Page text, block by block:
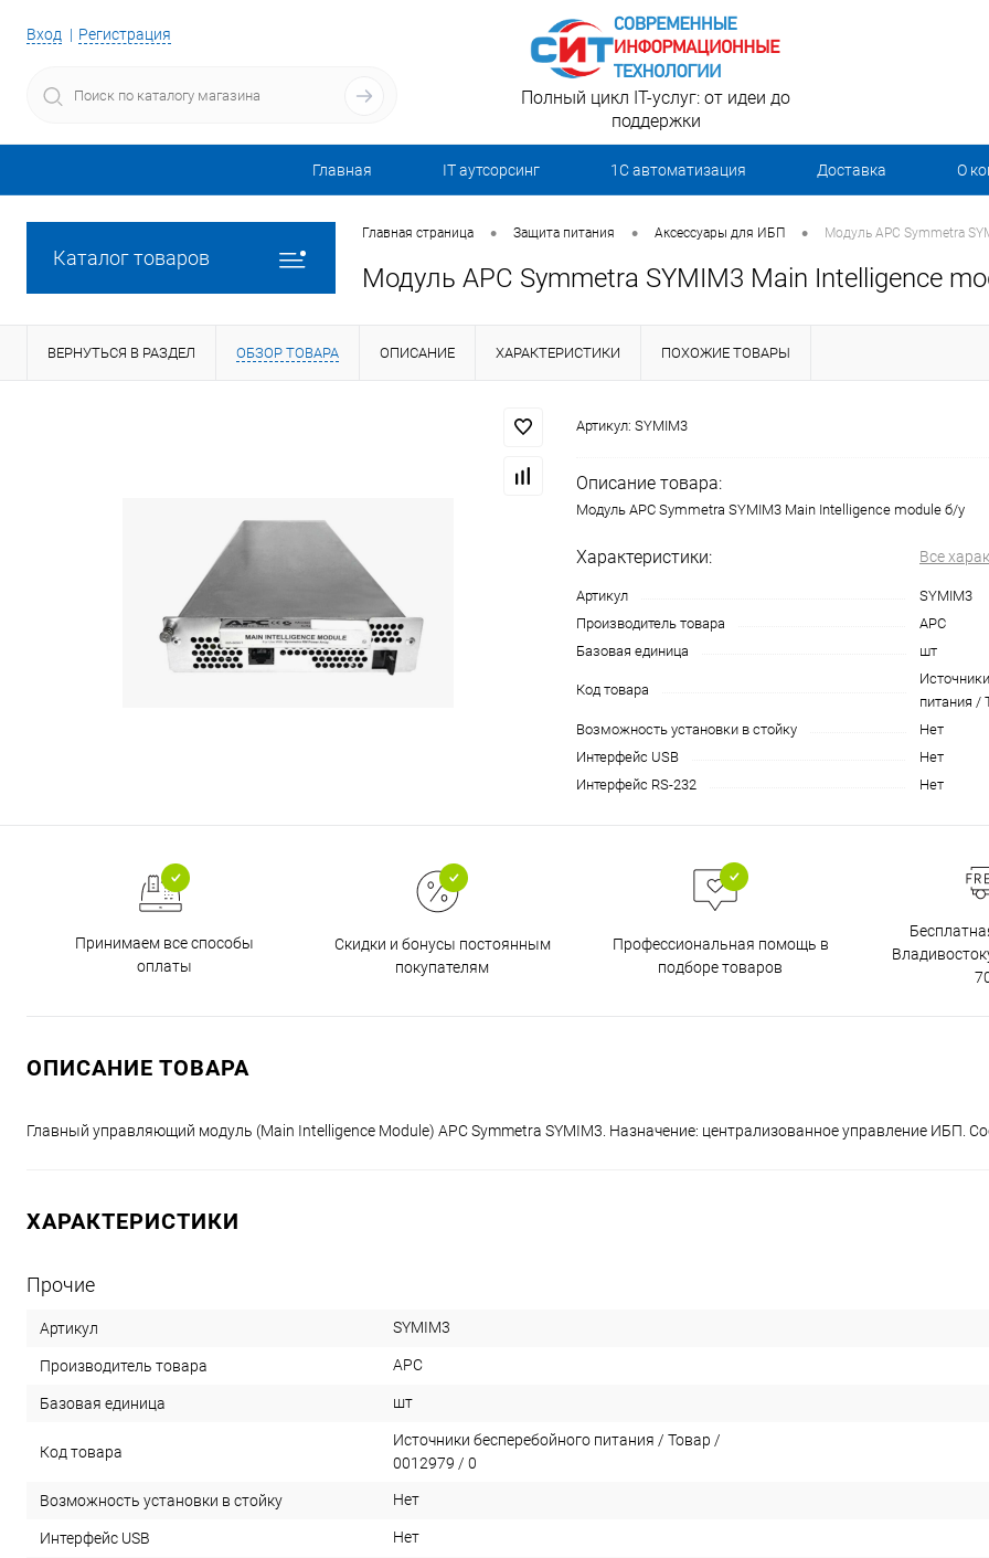
Вход Регистрация
Полный цикл IT-услуг: от идеи до
поддержки
Главная IT аутсорсинг 1С автоматизация Доставка О
Каталог товаров
Главная страница • Защита питания • Аксессуары для ИБП • Модуль APC Symmetra
Модуль APC Symmetra SYMIM3 Main Intelligence
ВЕРНУТЬСЯ В РАЗДЕЛ ОБЗОР ТОВАРА ОПИСАНИЕ ХАРАКТЕРИСТИКИ ПОХОЖИЕ ТОВАРЫ
Артикул: SYMIM3
Описание товара:
Модуль APC Symmetra SYMIM3 Main Intelligence module б/у
Характеристики: Все
Артикул
SYMIM3
Производитель товара
APC
Базовая единица
шт
Код товара
питания /
Возможность установки в стойку
Нет
Интерфейс USB
Нет
Интерфейс RS-232
Нет
Принимаем все способы
оплаты
Скидки и бонусы постоянным
покупателям
Профессиональная помощь в
подборе товаров
ОПИСАНИЕ ТОВАРА
Главный управляющий модуль (Main Intelligence Module) APC Symmetra SYMIM3. Назначение: централизованное управление ИБП.
ХАРАКТЕРИСТИКИ
Прочие
Артикул SYMIM3
Производитель товара APC
Базовая единица шт
Код товара
Источники бесперебойного питания / Товар /
0012979 / 0
Возможность установки в стойку Нет
Интерфейс USB Нет